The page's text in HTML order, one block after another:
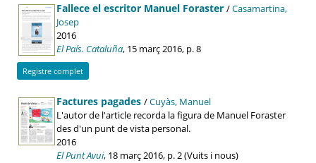
Fallece el escritor Manuel Foraster /Casamartina,
Josep
2016
El País. Cataluña, 15 març 2016, p. 8
Registre complet
Factures pagades /Cuyàs, Manuel
L'autor de l'article recorda la figura de Manuel Foraster
des d'un punt de vista personal.
2016
El Punt Avui, 18 març 2016, p. 2 (Vuits i nous)